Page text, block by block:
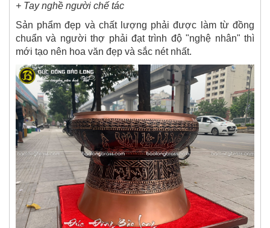
+ Tay nghề người chế tác
Sản phẩm đẹp và chất lượng phải được làm từ đồng
chuẩn và người thợ phải đạt trình độ "nghệ nhân" thì
mới tạo nên hoa văn đẹp và sắc nét nhất.